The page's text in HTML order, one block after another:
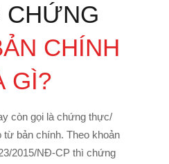
CHỨNG
CHÍNH
GÌ?
còn gọi là chứng thực/
bản chính. Theo khoản
2015/NĐ-CP thì chứng